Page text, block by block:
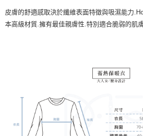
皮膚的舒適感取決於纖維表面特徵與吸濕能力
本高級材質.擁有最佳親膚性.特別適合脆弱的肌